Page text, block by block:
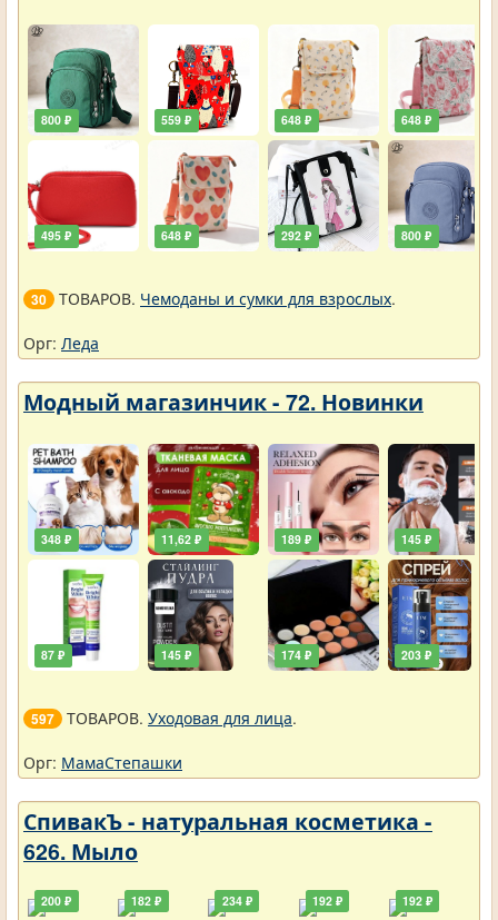
800 ₽
495 ₽
559 ₽
648 ₽
648 ₽
292 ₽
648 ₽
800 ₽
30 ТОВАРОВ. Чемоданы и сумки для взрослых.
Орг: Леда
Модный магазинчик - 72. Новинки
348 ₽
87 ₽
11,62 ₽
145 ₽
189 ₽
174 ₽
145 ₽
203 ₽
597 ТОВАРОВ. Уходовая для лица.
Орг: МамаСтепашки
СпивакЪ - натуральная косметика -
626. Мыло
200 ₽ 182 ₽ 234 ₽ 192 ₽ 192 ₽